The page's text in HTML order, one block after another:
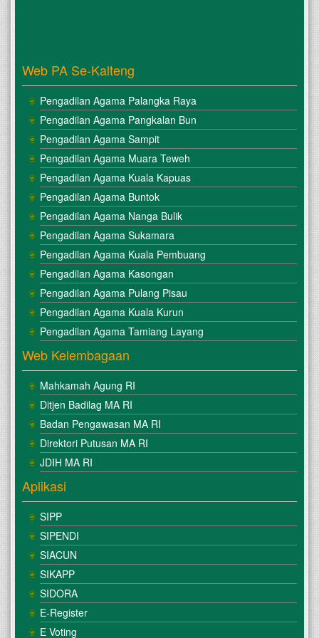
Web PA Se-Kalteng
Pengadilan Agama Palangka Raya
Pengadilan Agama Pangkalan Bun
Pengadilan Agama Sampit
Pengadilan Agama Muara Teweh
Pengadilan Agama Kuala Kapuas
Pengadilan Agama Buntok
Pengadilan Agama Nanga Bulik
Pengadilan Agama Sukamara
Pengadilan Agama Kuala Pembuang
Pengadilan Agama Kasongan
Pengadilan Agama Pulang Pisau
Pengadilan Agama Kuala Kurun
Pengadilan Agama Tamiang Layang
Web Kelembagaan
Mahkamah Agung RI
Ditjen Badilag MA RI
Badan Pengawasan MA RI
Direktori Putusan MA RI
JDIH MA RI
Aplikasi
SIPP
SIPENDI
SIACUN
SIKAPP
SIDORA
E-Register
E Voting